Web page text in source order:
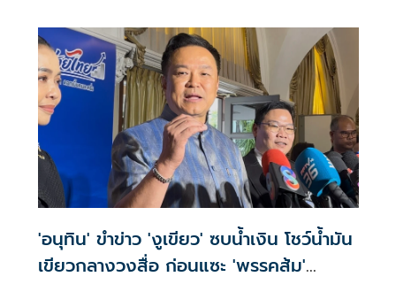
การท่องเที่ยวและเศรษฐกิจชุมชนว่า กระทรวงการท่องเที่ยวฯ
ได้เสนอแนวทางกระตุ้นการท่องเที่ยวภายในประเทศ ห
'อนุทิน' ขำข่าว 'งูเขียว' ซบน้ำเงิน โชว์น้ำมัน
เขียวกลางวงสื่อ ก่อนแซะ 'พรรคส้ม'